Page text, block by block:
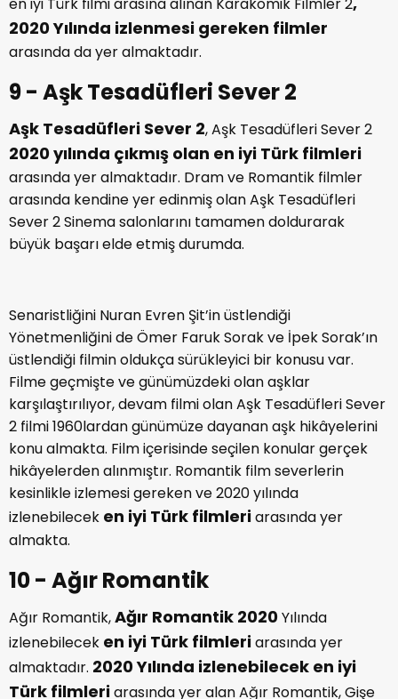
en iyi Türk filmi arasına alınan Karakomik Filmler 2,
2020 Yılında izlenmesi gereken filmler
arasında da yer almaktadır.
9 - Aşk Tesadüfleri Sever 2
Aşk Tesadüfleri Sever 2, Aşk Tesadüfleri Sever 2
2020 yılında çıkmış olan en iyi Türk filmleri
arasında yer almaktadır. Dram ve Romantik filmler
arasında kendine yer edinmiş olan Aşk Tesadüfleri
Sever 2 Sinema salonlarını tamamen doldurarak
büyük başarı elde etmiş durumda.
Senaristliğini Nuran Evren Şit’in üstlendiği
Yönetmenliğini de Ömer Faruk Sorak ve İpek Sorak’ın
üstlendiği filmin oldukça sürükleyici bir konusu var.
Filme geçmişte ve günümüzdeki olan aşklar
karşılaştırılıyor, devam filmi olan Aşk Tesadüfleri Sever
2 filmi 1960lardan günümüze dayanan aşk hikâyelerini
konu almakta. Film içerisinde seçilen konular gerçek
hikâyelerden alınmıştır. Romantik film severlerin
kesinlikle izlemesi gereken ve 2020 yılında
izlenebilecek
10 - Ağır Romantik
Ağır Romantik,Ağır Romantik 2020Yılında
izlenebileceken iyi Türk filmleriarasında yer
almaktadır.2020 Yılında izlenebilecek en iyi